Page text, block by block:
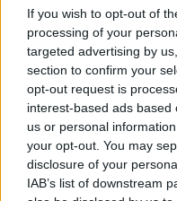
If you wish to opt-out of
processing of your
targeted advertising by
section to confirm your
opt-out request is
interest-based ads
us or personal
your opt-out. You may
disclosure of your
IAB’s list of downstream
08.
A
08. 01.
EGYRE TÖBB
VITAMINHIÁNY – ILYEN
Erre figyelj!